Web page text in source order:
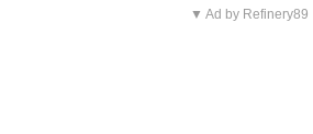
▼ Ad by Refinery89